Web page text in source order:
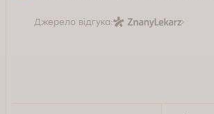
Джерело відгука: